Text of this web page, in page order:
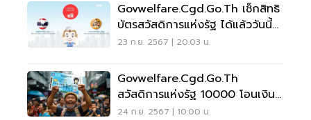
Govwelfare.cgd.go.th เช็กสิทธิ
บัตรสวัสดิการแห่งรัฐ ได้แล้ววันนี้
24 ก.ย.67
23 ก.ย. 2567 | 20:03 น.
Govwelfare.cgd.go.th
สวัสดิการแห่งรัฐ 10000 โอนเงิน
25 ก.ย.67
24 ก.ย. 2567 | 10:00 น.